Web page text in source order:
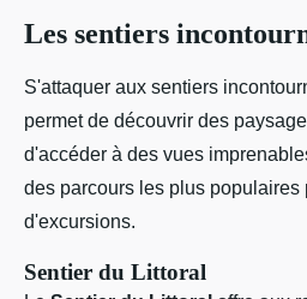
Les sentiers
S'attaquer aux sentiers
permet de découvrir des
d'accéder à des vues
des parcours les plus populaires
d'excursions.
Sentier du Littoral